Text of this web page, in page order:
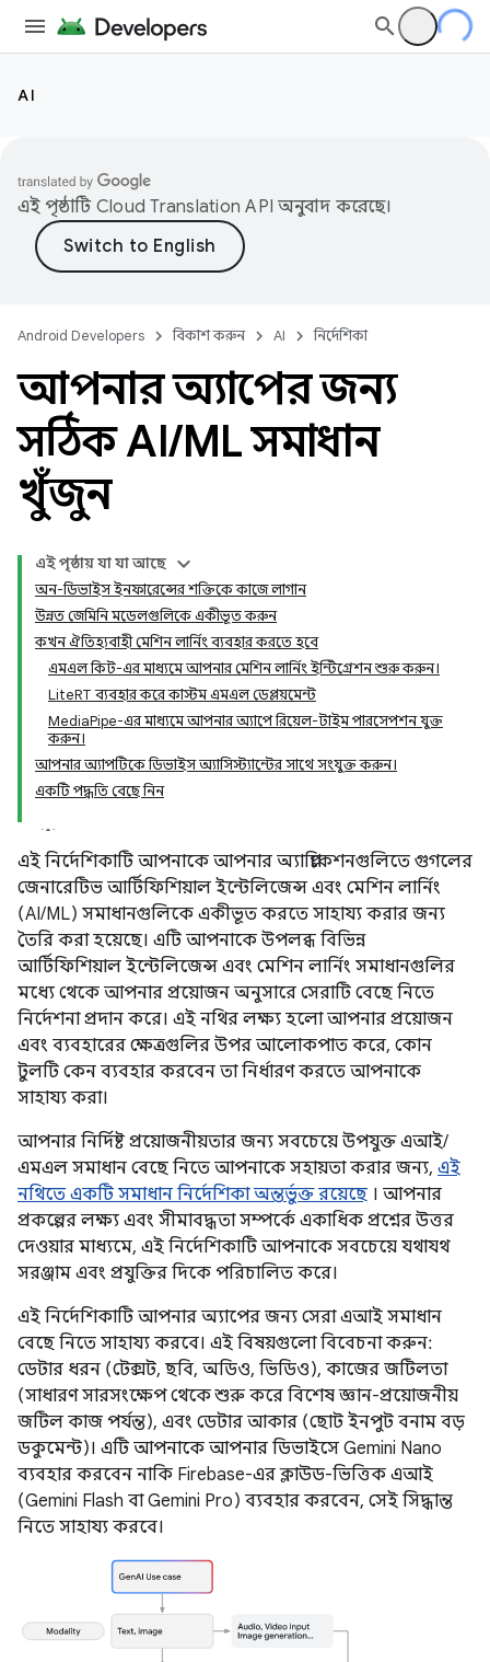
AI
এই পৃষ্ঠাটি Cloud Translation API অনুবাদ করেছে।
Android Developers বিকাশ করুন AI নির্দেশিকা
আপনার অ্যাপের জন্য
সঠিক AI/ML সমাধান
খুঁজুন
এই পৃষ্ঠায় যা যা আছে
অন-ডিভাইস ইনফারেন্সের শক্তিকে কাজে লাগান
উন্নত জেমিনি মডেলগুলিকে একীভূত করুন
কখন ঐতিহ্যবাহী মেশিন লার্নিং ব্যবহার করতে হবে
এমএল কিট-এর মাধ্যমে আপনার মেশিন লার্নিং ইন্টিগ্রেশন শুরু করুন।
LiteRT ব্যবহার করে কাস্টম এমএল ডেপ্লয়মেন্ট
MediaPipe-এর মাধ্যমে আপনার অ্যাপে রিয়েল-টাইম পারসেপশন যুক্ত
করুন।
আপনার অ্যাপটিকে ডিভাইস অ্যাসিস্ট্যান্টের সাথে সংযুক্ত করুন।
একটি পদ্ধতি বেছে নিন
এই নির্দেশিকাটি আপনাকে আপনার অ্যাপ্লিকেশনগুলিতে গুগলের
জেনারেটিভ আর্টিফিশিয়াল ইন্টেলিজেন্স এবং মেশিন লার্নিং
(AI/ML) সমাধানগুলিকে একীভূত করতে সাহায্য করার জন্য
তৈরি করা হয়েছে। এটি আপনাকে উপলব্ধ বিভিন্ন
আর্টিফিশিয়াল ইন্টেলিজেন্স এবং মেশিন লার্নিং সমাধানগুলির
মধ্যে থেকে আপনার প্রয়োজন অনুসারে সেরাটি বেছে নিতে
নির্দেশনা প্রদান করে। এই নথির লক্ষ্য হলো আপনার প্রয়োজন
এবং ব্যবহারের ক্ষেত্রগুলির উপর আলোকপাত করে, কোন
টুলটি কেন ব্যবহার করবেন তা নির্ধারণ করতে আপনাকে
সাহায্য করা।
আপনার নির্দিষ্ট প্রয়োজনীয়তার জন্য সবচেয়ে উপযুক্ত এআই/
এমএল সমাধান বেছে নিতে আপনাকে সহায়তা করার জন্য, এই
নথিতে একটি সমাধান নির্দেশিকা অন্তর্ভুক্ত রয়েছে । আপনার
প্রকল্পের লক্ষ্য এবং সীমাবদ্ধতা সম্পর্কে একাধিক প্রশ্নের উত্তর
দেওয়ার মাধ্যমে, এই নির্দেশিকাটি আপনাকে সবচেয়ে যথাযথ
সরঞ্জাম এবং প্রযুক্তির দিকে পরিচালিত করে।
এই নির্দেশিকাটি আপনার অ্যাপের জন্য সেরা এআই সমাধান
বেছে নিতে সাহায্য করবে। এই বিষয়গুলো বিবেচনা করুন:
ডেটার ধরন (টেক্সট, ছবি, অডিও, ভিডিও), কাজের জটিলতা
(সাধারণ সারসংক্ষেপ থেকে শুরু করে বিশেষ জ্ঞান-প্রয়োজনীয়
জটিল কাজ পর্যন্ত), এবং ডেটার আকার (ছোট ইনপুট বনাম বড়
ডকুমেন্ট)। এটি আপনাকে আপনার ডিভাইসে Gemini Nano
ব্যবহার করবেন নাকি Firebase-এর ক্লাউড-ভিত্তিক এআই
(Gemini Flash বা Gemini Pro) ব্যবহার করবেন, সেই সিদ্ধান্ত
নিতে সাহায্য করবে।